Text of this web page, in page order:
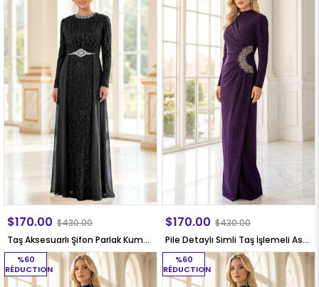
Taş Aksesuarlı Şifon Parlak Kumaş Büyük Beden Tesettür Abiye Siyah MDA2650
$170.00 $430.00
Pile Detaylı Simli Taş İşlemeli Astarlı Büyük Beden Tesettür Abiye Mürdüm MDA2649
$170.00 $430.00
%60
RÉDUCTION
%60
RÉDUCTION